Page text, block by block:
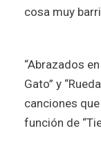
cosa muy
“Abrazados
Gato” y
canciones
función de